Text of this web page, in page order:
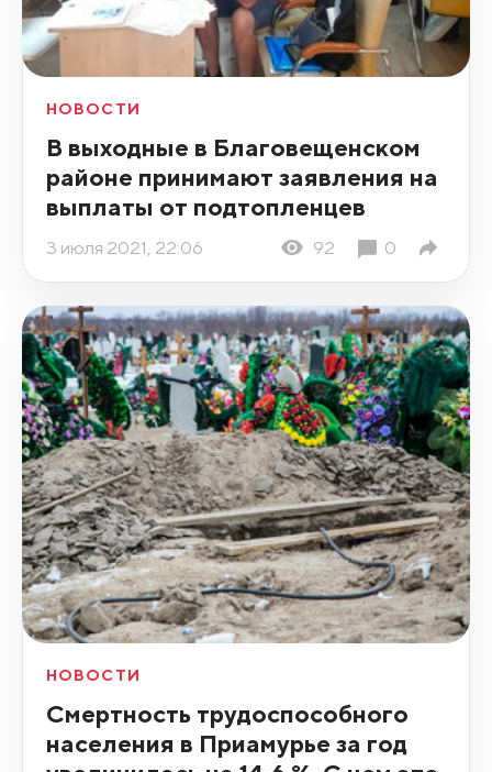
НОВОСТИ
В выходные в Благовещенском
районе принимают заявления на
выплаты от подтопленцев
3 июля 2021, 22:06 92 0
НОВОСТИ
Смертность трудоспособного
населения в Приамурье за год